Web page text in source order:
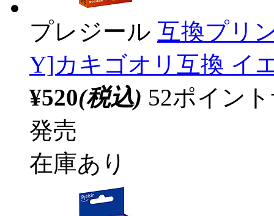
プレジール 互換プリ
Y]カキゴオリ互換 イ
¥520(税込) 52ポイン
発売
在庫あり